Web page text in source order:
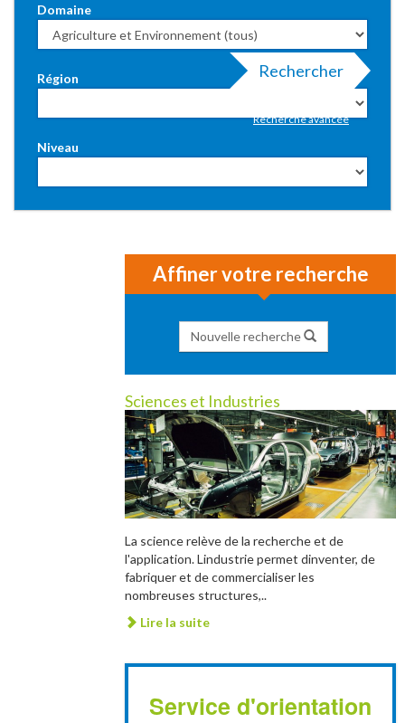
Domaine
Région
Niveau
Rechercher
Recherche avancée
Affiner votre recherche
Nouvelle recherche
Sciences et Industries
La science relève de la recherche et de
l'application. Lindustrie permet dinventer, de
fabriquer et de commercialiser les
nombreuses structures,..
Lire la suite
Service d'orientation